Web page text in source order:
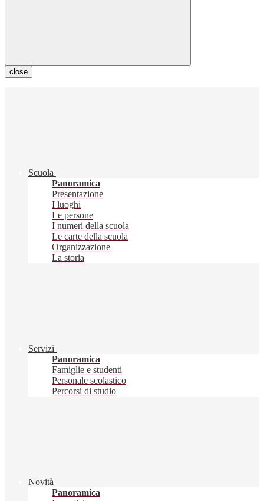
close
Scuola
Panoramica
Presentazione
I luoghi
Le persone
I numeri della scuola
Le carte della scuola
Organizzazione
La storia
Servizi
Panoramica
Famiglie e studenti
Personale scolastico
Percorsi di studio
Novità
Panoramica